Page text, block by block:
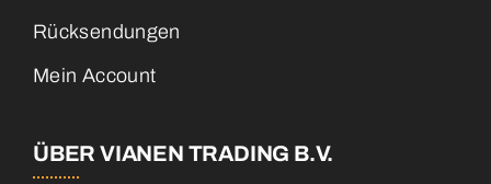
Rücksendungen
Mein Account
ÜBER VIANEN TRADING B.V.